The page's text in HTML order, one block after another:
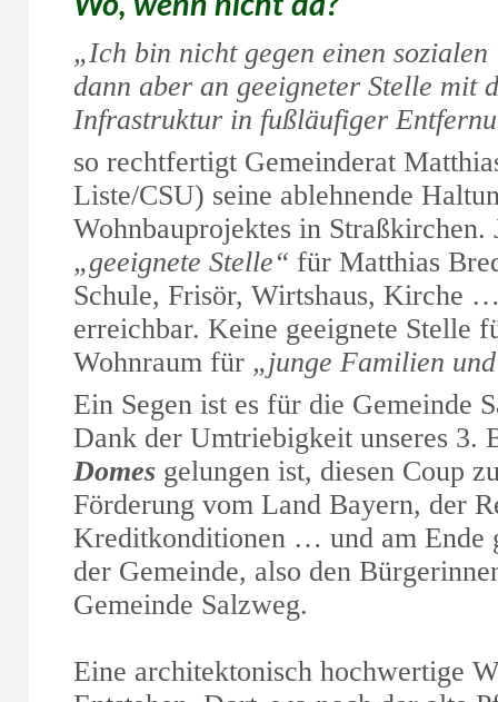
„Ich bin nicht gegen einen sozialen
dann aber an geeigneter Stelle mit
Infrastruktur in fußläufiger
so rechtfertigt Gemeinderat
Liste/CSU) seine ablehnende
Wohnbauprojektes in
„geeignete Stelle“ für Matthias
Schule, Frisör, Wirtshaus, Kirche
erreichbar. Keine geeignete Stelle
Wohnraum für „junge Familien
Ein Segen ist es für die Gemeinde
Dank der Umtriebigkeit unseres 3.
Domes gelungen ist, diesen Coup
Förderung vom Land Bayern, der
Kreditkonditionen … und am Ende
der Gemeinde, also den
Gemeinde Salzweg.
Eine architektonisch hochwertige